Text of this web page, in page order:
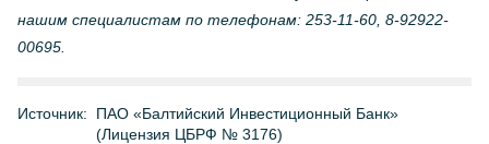
нашим специалистам по телефонам: 253-11-60, 8-92922-
00695.
Источник:
ПАО «Балтийский Инвестиционный Банк»
(Лицензия ЦБРФ № 3176)